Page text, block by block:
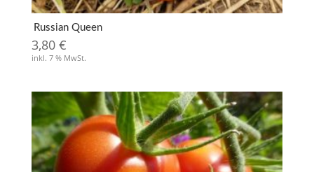
Russian Queen
3,80 €
inkl. 7 % MwSt.